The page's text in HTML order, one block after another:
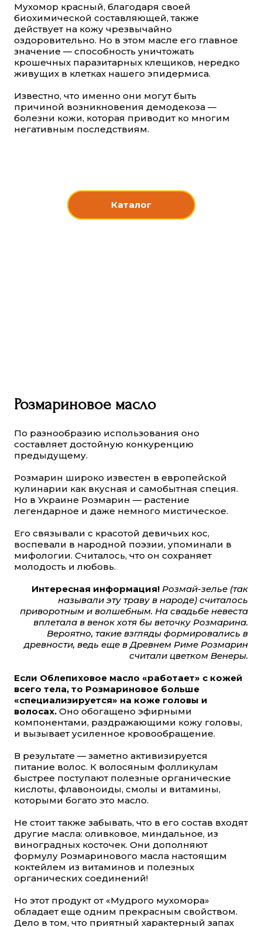
Мухомор красный, благодаря своей
биохимической составляющей, также
действует на кожу чрезвычайно
оздоровительно. Но в этом масле его главное
значение — способность уничтожать
крошечных паразитарных клещиков, нередко
живущих в клетках нашего эпидермиса.
Известно, что именно они могут быть
причиной возникновения демодекоза —
болезни кожи, которая приводит ко многим
негативным последствиям.
Каталог
Розмариновое масло
По разнообразию использования оно
составляет достойную конкуренцию
предыдущему.
Розмарин широко известен в европейской
кулинарии как вкусная и самобытная специя.
Но в Украине Розмарин — растение
легендарное и даже немного мистическое.
Его связывали с красотой девичьих кос,
воспевали в народной поэзии, упоминали в
мифологии. Считалось, что он сохраняет
молодость и любовь.
Интересная информация! Розмай-зелье (так
называли эту траву в народе) считалось
приворотным и волшебным. На свадьбе невеста
вплетала в венок хотя бы веточку Розмарина.
Вероятно, такие взгляды формировались в
древности, ведь еще в Древнем Риме Розмарин
считали цветком Венеры.
Если Облепиховое масло «работает» с кожей
всего тела, то Розмариновое больше
«специализируется» на коже головы и
волосах. Оно обогащено эфирными
компонентами, раздражающими кожу головы,
и вызывает усиленное кровообращение.
В результате — заметно активизируется
питание волос. К волосяным фолликулам
быстрее поступают полезные органические
кислоты, флавоноиды, смолы и витамины,
которыми богато это масло.
Не стоит также забывать, что в его состав входят
другие масла: оливковое, миндальное, из
виноградных косточек. Они дополняют
формулу Розмаринового масла настоящим
коктейлем из витаминов и полезных
органических соединений!
Но этот продукт от «Мудрого мухомора»
обладает еще одним прекрасным свойством.
Дело в том, что приятный характерный запах